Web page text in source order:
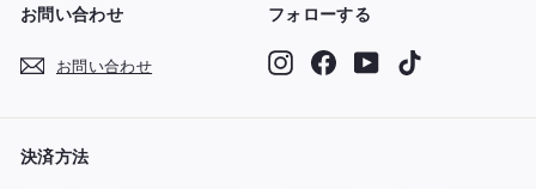
お問い合わせ
お問い合わせ
フォローする
InstagramFacebook
YouTube
決済方法